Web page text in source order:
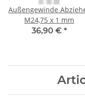
Außengewinde
M24,75 x 1 mm
36,90 € *